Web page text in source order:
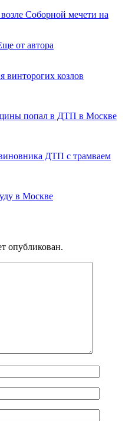
Соборной мечети на
от автора
винторогих козлов
попал в ДТП в Москве
ДТП с трамваем
в Москве
опубликован.